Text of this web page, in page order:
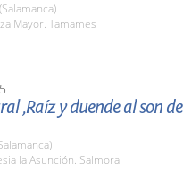
Mayor. Tamames
,Raíz y duende al son de
la Asunción. Salmoral